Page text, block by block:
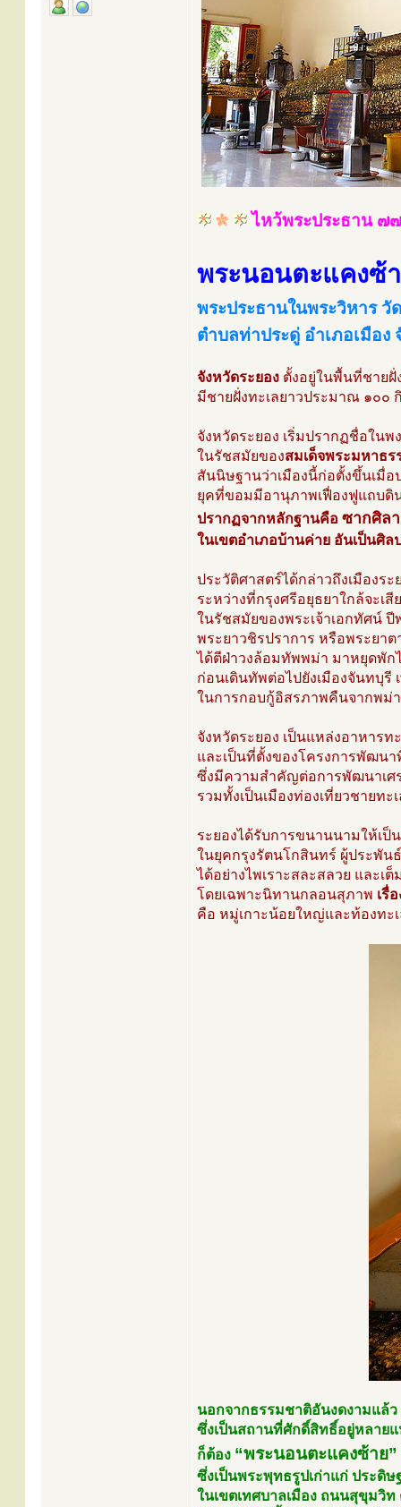
ไหว้พระประธาน ๗
พระนอนตะแคงซ้
พระประธานในพระวิหาร วั
ตำบลท่าประดู่ อำเภอเมือง
จังหวัดระยอง ตั้งอยู่ในพื้นที่ชายฝั่
มีชายฝั่งทะเลยาวประมาณ ๑๐๐
จังหวัดระยอง เริ่มปรากฏชื่อใน
ในรัชสมัยของสมเด็จพระมหาธร
สันนิษฐานว่าเมืองนี้ก่อตั้งขึ้นเมื่
ยุคที่ขอมมีอานุภาพเฟื่องฟูแถบ
ปรากฏจากหลักฐานคือ ซากศิล
ในเขตอำเภอบ้านค่าย อันเป็นศิ
ประวัติศาสตร์ได้กล่าวถึงเมืองระ
ระหว่างที่กรุงศรีอยุธยาใกล้จะเ
ในรัชสมัยของพระเจ้าเอกทัศน์
พระยาวชิรปราการ หรือพระย
ได้ตีฝ่าวงล้อมทัพพม่า มาหยุดพัก
ก่อนเดินทัพต่อไปยังเมืองจันทบุรี
ในการกอบกู้อิสรภาพคืนจากพม่
จังหวัดระยอง เป็นแหล่งอาหาร
และเป็นที่ตั้งของโครงการพัฒน
ซึ่งมีความสำคัญต่อการพัฒนาเศ
รวมทั้งเป็นเมืองท่องเที่ยวชายท
ระยองได้รับการขนานนามให้เป็
ในยุคกรุงรัตนโกสินทร์ ผู้ประพัน
ได้อย่างไพเราะสละสลวย และเ
โดยเฉพาะนิทานกลอนสุภาพ เรื่
คือ หมู่เกาะน้อยใหญ่และท้องทะ
นอกจากธรรมชาติอันงดงามแล้
ซึ่งเป็นสถานที่ศักดิ์สิทธิ์อยู่หลาย
ก็ต้อง “พระนอนตะแคงซ้าย
ซึ่งเป็นพระพุทธรูปเก่าแก่ ประดิ
ในเขตเทศบาลเมือง ถนนสุขุมวิท